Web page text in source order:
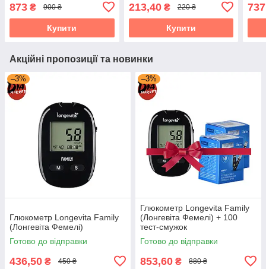
873 ₴ 900 ₴
Купити
213,40₴ 220 ₴
Купити
Акційні пропозиції та новинки
–3%
Глюкометр Longevita Family
(Лонгевіта Фемелі)
Готово до відправки
436,50 ₴ 450 ₴
–3%
Глюкометр Longevita Family
(Лонгевіта Фемелі) + 100
тест-смужок
Готово до відправки
853,60 ₴ 880 ₴